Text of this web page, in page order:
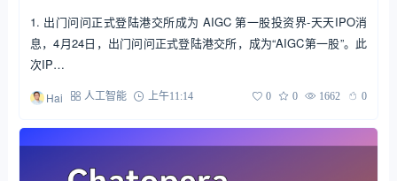
1. 出门问问正式登陆港交所成为 AIGC 第一股投资界-天天IPO消
息，4月24日，出门问问正式登陆港交所，成为“AIGC第一股”。此
次IP…
Hai 人工智能 上午11:14 0 0 1662 0